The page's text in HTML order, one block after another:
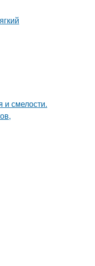
и смелости.